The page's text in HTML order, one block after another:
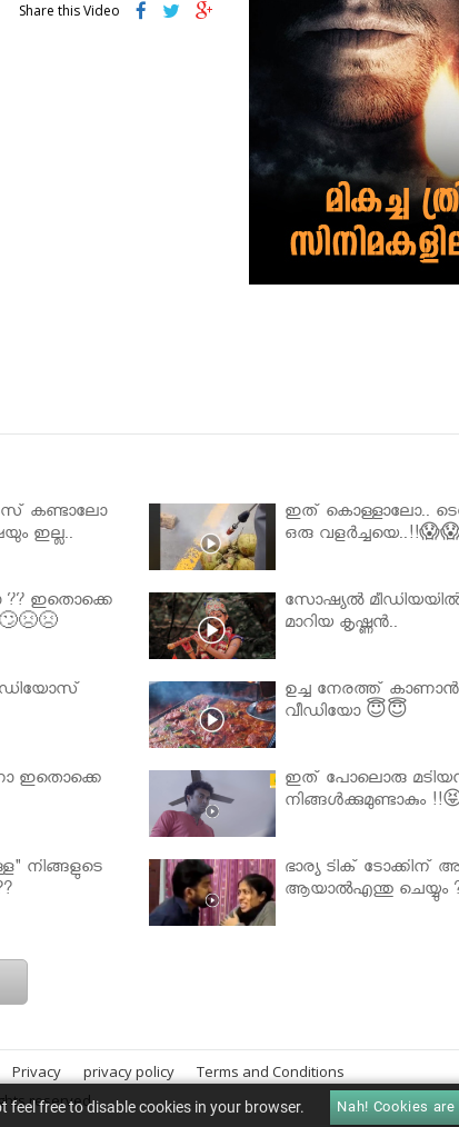
Share this Video
കണ്ടാലോ
ഇല്ല..
ഇത് കൊള്ളാലോ..
ഒരു
?? ഇതൊക്കെ
സോഷ്യൽ മീഡിയയിൽ
മാറിയ കൃഷ്ണൻ..
ഉച്ച നേരത്ത് കാണാൻ
വീഡിയോ 😇😇
ഇതൊക്കെ
ഇത് പോലൊരു
നിങ്ങൾക്കുമുണ്ടാകും
നിങ്ങളുടെ
ഭാര്യ ടിക് ടോക്കിന്
ആയാൽഎന്തു ചെയ്യും
Privacy privacy policy
Terms and Conditions
reserved.
feel free to disable cookies in your browser. Nah! Cookies